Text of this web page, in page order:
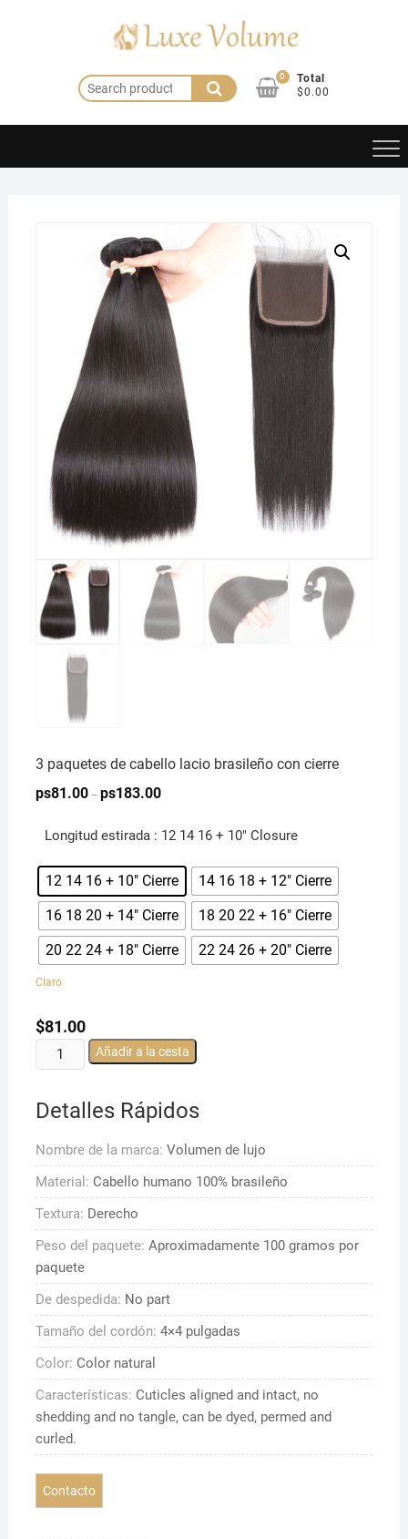
Buscar:
0
Total
$0.00
3 paquetes de cabello lacio brasileño con cierre
ps81.00– ps183.00
Longitud estirada : 12 14 16 + 10" Closure
12 14 16 + 10" Cierre
14 16 18 + 12" Cierre
16 18 20 + 14" Cierre
18 20 22 + 16" Cierre
20 22 24 + 18" Cierre
22 24 26 + 20" Cierre
Claro
$81.00
Paquetes
de
liso
de
3
paquetes
con
cantidad
de
cierre
Añadir a la cesta
Detalles Rápidos
Nombre de la marca: Volumen de lujo
Material: Cabello humano 100% brasileño
Textura: Derecho
Peso del paquete: Aproximadamente 100 gramos por
paquete
De despedida: No part
Tamaño del cordón: 4×4 pulgadas
Color: Color natural
Características: Cuticles aligned and intact, no
shedding and no tangle, can be dyed, permed and
curled.